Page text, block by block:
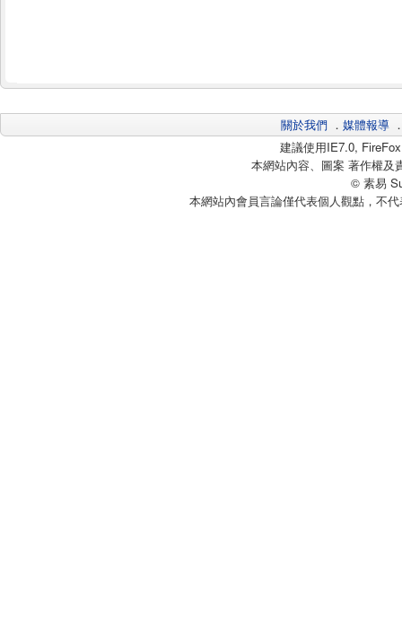
關於我們 ． 媒體報導
建議使用IE7.0,
本網站內容、圖案 著作權及
© 素易
本網站內會員言論僅代表個人觀點，不